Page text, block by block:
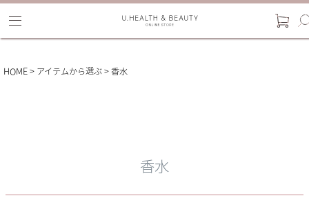
HOME アイテムから選ぶ 香水
香水